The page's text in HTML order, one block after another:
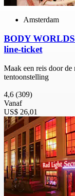
Amsterdam
BODY
line-ticket
Maak een reis door de
tentoonstelling
4,6 (309)
Vanaf
US$ 26,01